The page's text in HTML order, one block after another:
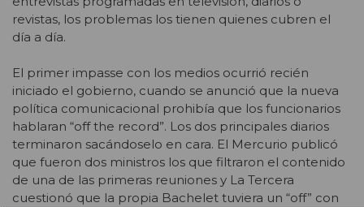
revistas, los problemas los tienen quienes cubren el
día a día.
El primer impasse con los medios ocurrió recién
iniciado el gobierno, cuando se anunció que la nueva
política comunicacional prohibía que los funcionarios
hablaran “off the record”. Los dos principales diarios
terminaron sacándoselo en cara. El Mercurio publicó
que fueron dos ministros los que filtraron el contenido
de una de las primeras reuniones y La Tercera
cuestionó que la propia Bachelet tuviera un “off” con